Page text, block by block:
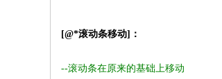
[@*滚动条移动]：
--滚动条在原来的基础上移动